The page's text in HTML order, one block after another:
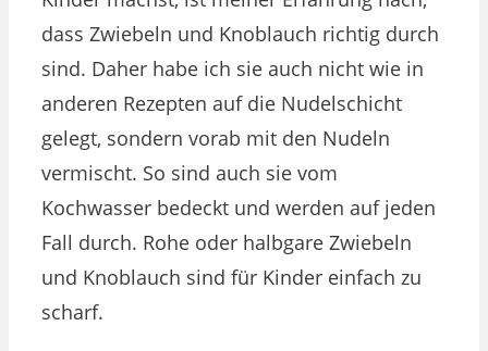
dass Zwiebeln und Knoblauch richtig durch
sind. Daher habe ich sie auch nicht wie in
anderen Rezepten auf die Nudelschicht
gelegt, sondern vorab mit den Nudeln
vermischt. So sind auch sie vom
Kochwasser bedeckt und werden auf jeden
Fall durch. Rohe oder halbgare Zwiebeln
und Knoblauch sind für Kinder einfach zu
scharf.